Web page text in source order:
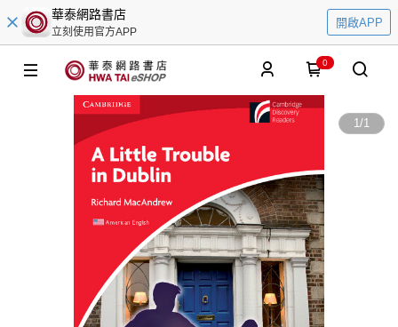
華泰網路書店
立刻使用官方APP
開啟APP
0
1/1